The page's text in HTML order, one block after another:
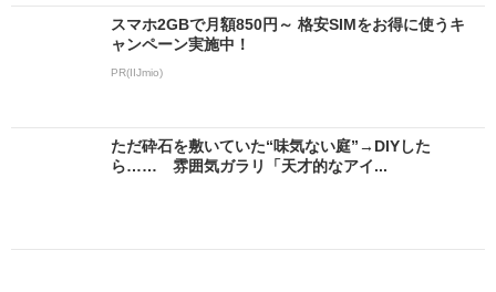
スマホ2GBで月額850円～ 格安SIMをお得に使うキ
ャンペーン実施中！
PR(IIJmio)
ただ砕石を敷いていた“味気ない庭”→DIYした
ら…… 雰囲気ガラリ「天才的なアイ...